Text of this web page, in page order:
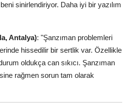
sinirlendiriyor. Daha iyi bir yazılım
Antalya): "Şanzıman problemleri
hissedilir bir sertlik var. Özellikle
oldukça can sıkıcı. Şanzıman
rağmen sorun tam olarak